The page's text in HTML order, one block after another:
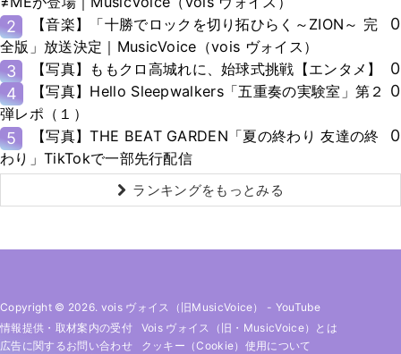
2
【音楽】「十勝でロックを切り拓ひらく～ZION～ 完
全版」放送決定｜MusicVoice（vois ヴォイス）
0
3 【写真】ももクロ高城れに、始球式挑戦【エンタメ】
0
4
【写真】Hello Sleepwalkers「五重奏の実験室」第２
弾レポ（１）
0
5
【写真】THE BEAT GARDEN「夏の終わり 友達の終
わり」TikTokで一部先行配信
0
ランキングをもっとみる
Copyright © 2026. vois ヴォイス（旧MusicVoice） - YouTube
情報提供・取材案内の受付
Vois ヴォイス（旧・MusicVoice）とは
広告に関するお問い合わせ
クッキー（cookie）使用について